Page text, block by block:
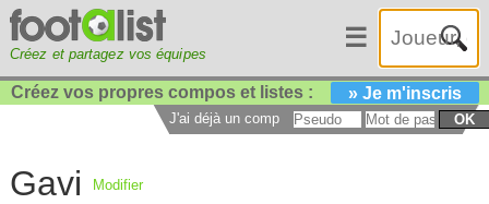
Créez et partagez vos équipes
☰
Créez vos propres compos et listes : » Je m'inscris
J'ai déjà un compte : OK
Gavi Modifier